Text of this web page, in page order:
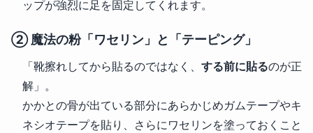
ップが強烈に足を固定してくれます。
② 魔法の粉「ワセリン」と「テーピング」
「靴擦れしてから貼るのではなく、 する前に貼るのが正
解」。
かかとの骨が出ている部分にあらかじめガムテープやキ
ネシオテープを貼り、さらにワセリンを塗っておくこと